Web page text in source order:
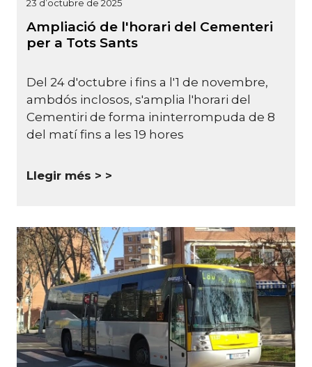
23 d’octubre de 2025
Ampliació de l'horari del Cementeri
per a Tots Sants
Del 24 d'octubre i fins a l'1 de novembre,
ambdós inclosos, s'amplia l'horari del
Cementiri de forma ininterrompuda de 8
del matí fins a les 19 hores
Llegir més >